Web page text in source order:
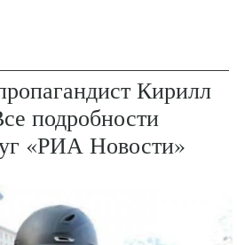
Кирилл
подробности
«РИА Новости»